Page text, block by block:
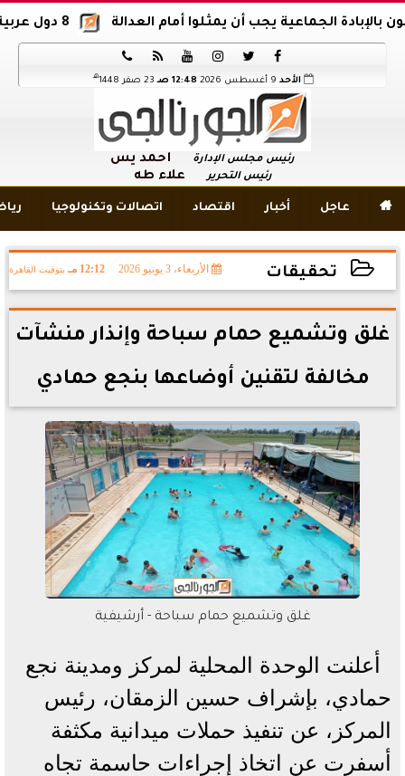
8 دول عربية وإسلامية تدين اقتحام المسجد الأقصى الجماعية يجب أن يمثلوا أمام العدالة






الأحد 12:48 صـ 23 صفر 1448 هـ
رئيس مجلس الإدارة أحمد يس
رئيس التحرير علاء طه
 عاجل أخبار اقتصاد اتصالات وتكنولوجيا
تحقيقات الأربعاء، 3 يونيو 2026 12:12 مـ بتوقيت القاهرة
2026-06-03 12:12:56
غلق وتشميع حمام سباحة وإنذار منشآت
مخالفة لتقنين أوضاعها بنجع حمادي
غلق وتشميع حمام سباحة - أرشيفية
أعلنت الوحدة المحلية لمركز ومدينة نجع
حمادي، بإشراف حسين الزمقان، رئيس
المركز، عن تنفيذ حملات ميدانية مكثفة
أسفرت عن اتخاذ إجراءات حاسمة تجاه